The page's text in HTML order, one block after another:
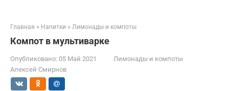
Главная » Напитки » Лимонады и компоты
Компот в мультиварке
Опубликовано: 05 Май 2021
Лимонады и компоты
Алексей Смирнов